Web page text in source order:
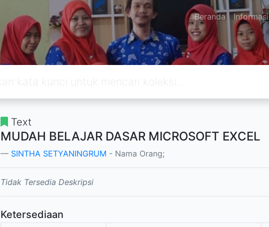
Beranda Informasi
Text
MUDAH BELAJAR DASAR MICROSOFT EXCEL
SINTHA SETYANINGRUM - Nama Orang;
Tidak Tersedia Deskripsi
Ketersediaan